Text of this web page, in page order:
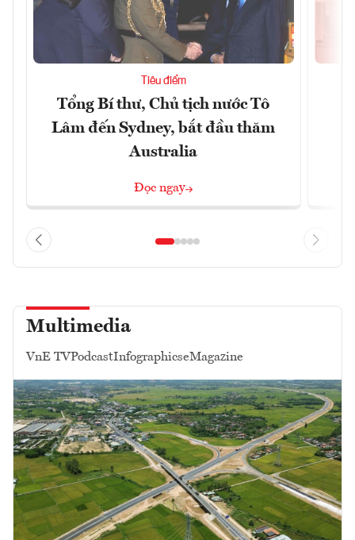
Tiêu điểm
Tổng Bí thư, Chủ tịch nước Tô
Lâm đến Sydney, bắt đầu thăm
Australia
Đọc ngay
Multimedia
VnE TVPodcastInfographicseMagazine